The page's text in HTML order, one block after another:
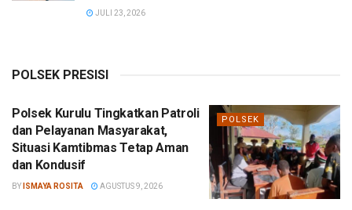
JULI 23, 2026
POLSEK PRESISI
POLSEK
Polsek Kurulu Tingkatkan Patroli
dan Pelayanan Masyarakat,
Situasi Kamtibmas Tetap Aman
dan Kondusif
BY ISMAYA ROSITA AGUSTUS 9, 2026